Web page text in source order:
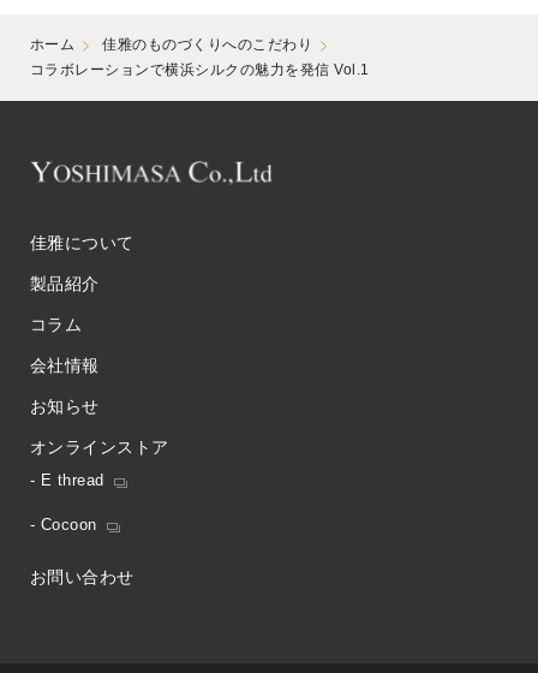
ホーム
佳雅のものづくりへのこだわり
コラボレーションで横浜シルクの魅力を発信 Vol.1
佳雅について
製品紹介
コラム
会社情報
お知らせ
オンラインストア
- E thread
- Cocoon
お問い合わせ